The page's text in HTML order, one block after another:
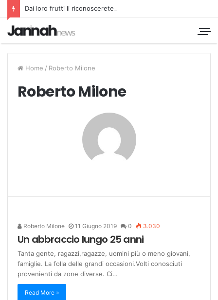
Dai loro frutti li riconoscerete
Home / Roberto Milone
Roberto Milone
Roberto Milone 11 Giugno 2019 0 3.030
Un abbraccio lungo 25 anni
Tanta gente, ragazzi,ragazze, uomini più o meno giovani,
famiglie. La folla delle grandi occasioni.Volti conosciuti
provenienti da zone diverse. Ci…
Read More »